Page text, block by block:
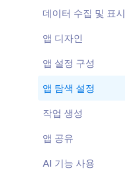
기능
데이터 수집 및 표시
기능
앱 디자인
기능
앱 설정 구성
기능
앱 탐색 설정
기능
작업 생성
기능
앱 공유
기능
AI 기능 사용